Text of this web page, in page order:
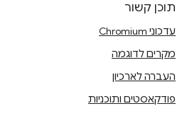
תוכן קשור
עדכוני Chromium
מקרים לדוגמה
העברה לארכיון
פודקאסטים ותוכניות